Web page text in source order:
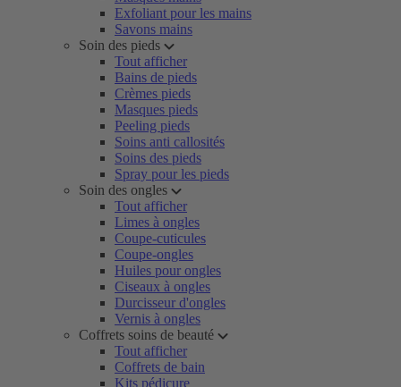
Exfoliant pour les mains
Savons mains
Soin des pieds
Tout afficher
Bains de pieds
Crèmes pieds
Masques pieds
Peeling pieds
Soins anti callosités
Soins des pieds
Spray pour les pieds
Soin des ongles
Tout afficher
Limes à ongles
Coupe-cuticules
Coupe-ongles
Huiles pour ongles
Ciseaux à ongles
Durcisseur d'ongles
Vernis à ongles
Coffrets soins de beauté
Tout afficher
Coffrets de bain
Kits pédicure